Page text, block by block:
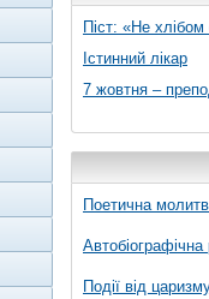
Піст: «Не
Істинний лікар
7 жовтня –
Поетична
Події від